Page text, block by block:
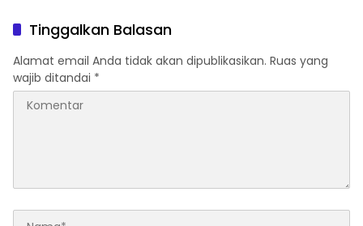
Tinggalkan Balasan
Alamat email Anda tidak akan dipublikasikan. Ruas yang
wajib ditandai *